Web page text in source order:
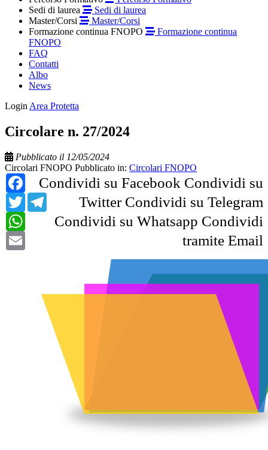
Sedi di laurea
Sedi di laurea
Master/Corsi
Master/Corsi
Formazione continua FNOPO
Formazione continua
FNOPO
FAQ
Contatti
Albo
News
Login Area Protetta
Circolare n. 27/2024
Pubblicato il 12/05/2024
Circolari FNOPO Pubblicato in: Circolari FNOPO
Condividi su Facebook
Facebook
Condividi su
Twitter
Twitter Condividi su Telegram
Telegram
Condividi su Whatsapp
WhatsApp
Condividi
tramite Email